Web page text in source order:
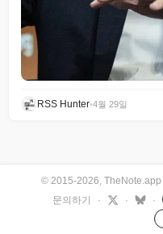
RSS Hunter•4월 29일
© 2015-2026, TheNote.app
문의하기
· · ·